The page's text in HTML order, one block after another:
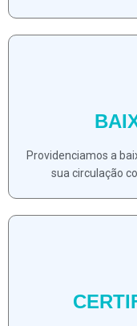
Providenciamos a
sua circulação